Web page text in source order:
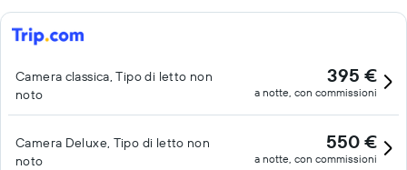
Camera classica, Tipo di letto non
noto
395 €
a notte, con commissioni
Camera Deluxe, Tipo di letto non
noto
550 €
a notte, con commissioni